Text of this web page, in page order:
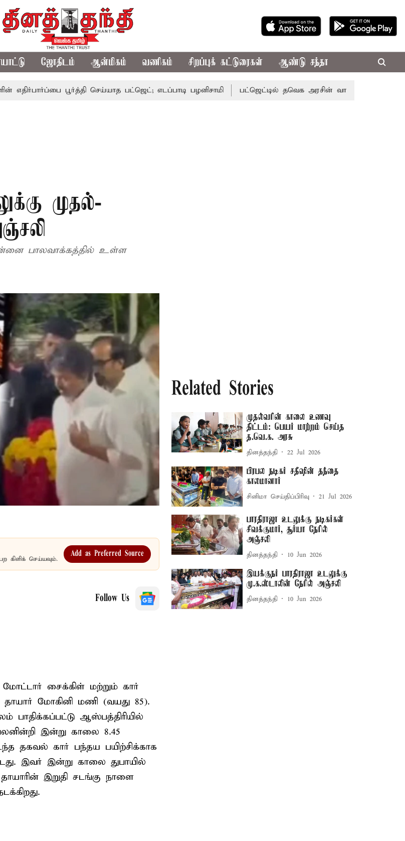
ஜோதிடம் ஆன்மிகம் வணிகம் சிறப்புக் கட்டுரைகள் ஆண்டு சந்தா
பூர்த்தி செய்யாத பட்ஜெட்; எடப்பாடி பழனிசாமி பட்ஜெட்டில் தவெக அரசின் வாக்குறுதிகள் இல்லை -
முதல்-
பாலவாக்கத்தில் உள்ள
கிளிக் செய்யவும்.
Add as Preferred Source
Follow Us
சைக்கிள் மற்றும் கார்
மோகினி மணி (வயது 85).
பாதிக்கப்பட்டு ஆஸ்பத்திரியில்
இன்று காலை 8.45
தகவல் கார் பந்தய பயிற்சிக்காக
இவர் இன்று காலை துபாயில்
இறுதி சடங்கு நாளை
Related Stories
முதல்வரின் காலை உணவு
திட்டம்: பெயர் மாற்றம் செய்த
த.வெ.க. அரசு
தினத்தந்தி 22 Jul 2026
பிரபல நடிகர் சதீஷின் தந்தை
காலமானார்
சினிமா செய்திப்பிரிவு 21 Jul 2026
பாரதிராஜா உடலுக்கு நடிகர்கள்
சிவக்குமார், சூர்யா நேரில்
அஞ்சலி
தினத்தந்தி 10 Jun 2026
இயக்குநர் பாரதிராஜா உடலுக்கு
மு.க.ஸ்டாலின் நேரில் அஞ்சலி
தினத்தந்தி 10 Jun 2026